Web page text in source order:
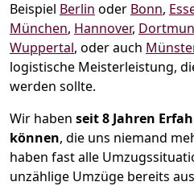
Beispiel Berlin oder Bonn,
München, Hannover,
Wuppertal, oder auch
logistische Meisterleistung,
werden sollte.
Wir haben seit8 Jahren
können, die uns niemand
haben fast alle
unzählige Umzüge bereits